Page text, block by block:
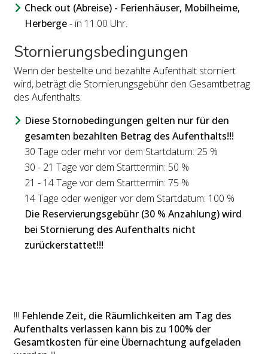
Check out (Abreise) - Ferienhäuser, Mobilheime,
Herberge- in 11.00 Uhr.
Stornierungsbedingungen
Wenn der bestellte und bezahlte Aufenthalt storniert
wird, beträgt die Stornierungsgebühr den Gesamtbetrag
des Aufenthalts:
Diese Stornobedingungen gelten nur für den
gesamten bezahlten Betrag des Aufenthalts!!!
30 Tage oder mehr vor dem Startdatum: 25 %
30 - 21 Tage vor dem Starttermin: 50 %
21 - 14 Tage vor dem Starttermin: 75 %
14 Tage oder weniger vor dem Startdatum: 100 %
Die Reservierungsgebühr (30 % Anzahlung) wird
bei Stornierung des Aufenthalts nicht
zurückerstattet!!!
!!! Fehlende Zeit, die Räumlichkeiten am Tag des
Aufenthalts verlassen kann bis zu 100% der
Gesamtkosten für eine Übernachtung aufgeladen